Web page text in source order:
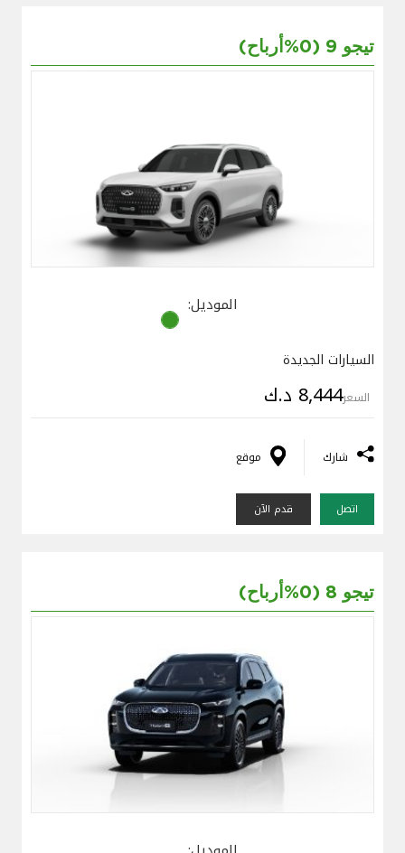
مملكة البحرين
تيجو 9 (0%أرباح)
الموديل:
السيارات الجديدة
السعر8,444 د.ك
شارك موقع
اتصل قدم الآن
تيجو 8 (0%أرباح)